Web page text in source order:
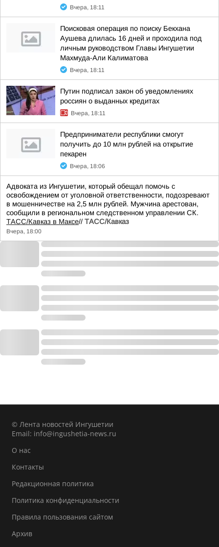
Вчера, 18:11
Поисковая операция по поиску Бекхана
Аушева длилась 16 дней и проходила под
личным руководством Главы Ингушетии
Махмуда-Али Калиматова
Вчера, 18:11
Путин подписал закон об уведомлениях
россиян о выданных кредитах
Вчера, 18:11
Предприниматели республики смогут
получить до 10 млн рублей на открытие
пекарен
Вчера, 18:06
Адвоката из Ингушетии, который обещал помочь с
освобождением от уголовной ответственности, подозревают
в мошенничестве на 2,5 млн рублей. Мужчина арестован,
сообщили в региональном следственном управлении СК.
ТАСС/Кавказ в Максе// ТАСС/Кавказ
Вчера, 18:00
© Лента новостей Ингушетии
Email: info@ingushetia-news.ru
О нас
Контакты
Редакционная политика
Политика конфиденциальности
Правила пользования сайтом
Архив